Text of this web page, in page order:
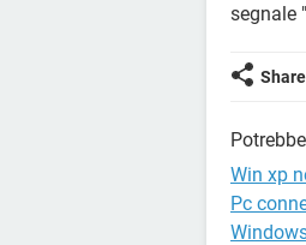
segnale
Share
Win xp
Pc